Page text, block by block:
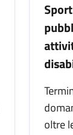
oltre